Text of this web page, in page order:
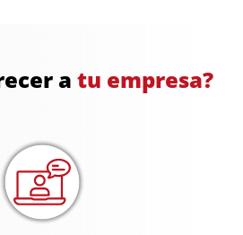
a tu empresa?